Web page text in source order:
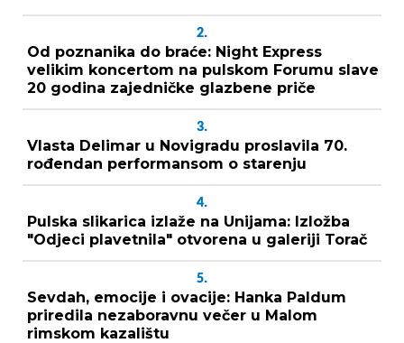
2.
Od poznanika do braće: Night Express
velikim koncertom na pulskom Forumu slave
20 godina zajedničke glazbene priče
3.
Vlasta Delimar u Novigradu proslavila 70.
rođendan performansom o starenju
4.
Pulska slikarica izlaže na Unijama: Izložba
"Odjeci plavetnila" otvorena u galeriji Torač
5.
Sevdah, emocije i ovacije: Hanka Paldum
priredila nezaboravnu večer u Malom
rimskom kazalištu